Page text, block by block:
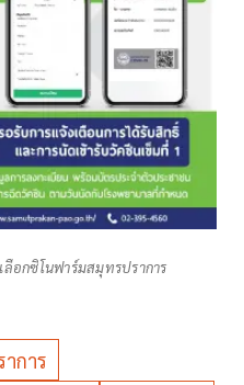
อกซิโนฟาร์มสมุทรปราการ
การ